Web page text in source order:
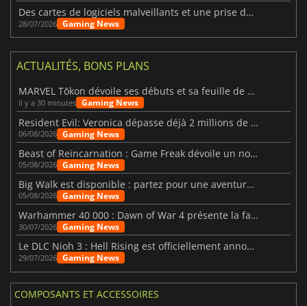
Des cartes de logiciels malveillants et une prise de contrôle de Discord ont touché Meccha Chameleon
28/07/2026 Gaming News
ACTUALITÉS, BONS PLANS
MARVEL Tōkon dévoile ses débuts et sa feuille de route
il y a 30 minutes Gaming News
Resident Evil: Veronica dépasse déjà 2 millions de wishlists
06/08/2026 Gaming News
Beast of Reincarnation : Game Freak dévoile un nouveau pari
05/08/2026 Gaming News
Big Walk est disponible : partez pour une aventure entre amis
05/08/2026 Gaming News
Warhammer 40 000 : Dawn of War 4 présente la faction des Nécrons
30/07/2026 Gaming News
Le DLC Nioh 3 : Hell Rising est officiellement annoncé
29/07/2026 Gaming News
COMPOSANTS ET ACCESSOIRES